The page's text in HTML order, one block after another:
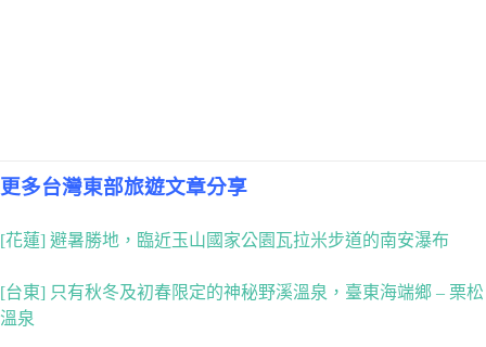
更多台灣東部旅遊文章分享
[花蓮] 避暑勝地，臨近玉山國家公園瓦拉米步道的南安瀑布
[台東] 只有秋冬及初春限定的神秘野溪溫泉，臺東海端鄉 – 栗松
溫泉